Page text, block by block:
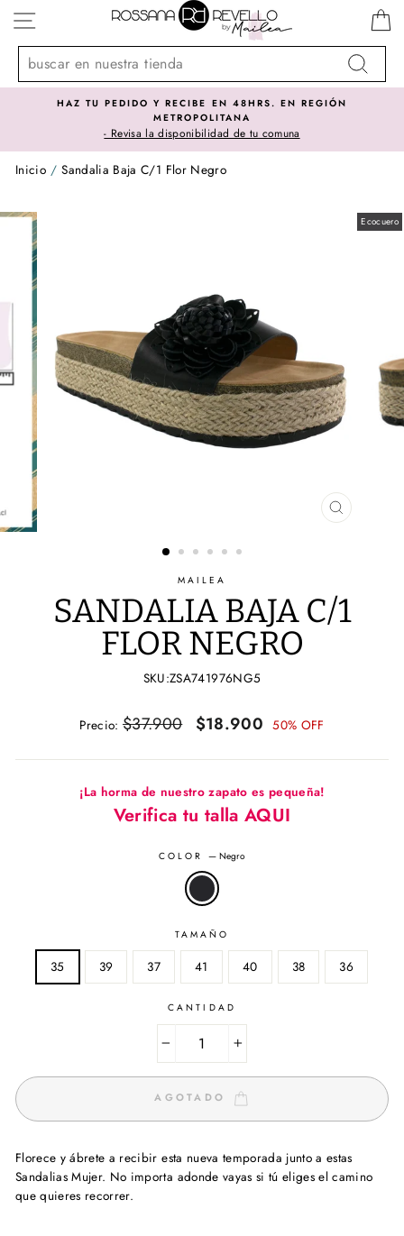
directamente
contenido
NAVEGACIÓN
Buscar
HAZ TU PEDIDO Y RECIBE EN 48HRS. EN REGIÓN
METROPOLITANA
- Revisa la disponibilidad de tu comuna
Inicio / Sandalia Baja C/1 Flor Negro
Ecocuero
CERRAR
MAILEA
SANDALIA BAJA C/1
FLOR NEGRO
SKU:ZSA741976NG5
Precio
Precio: $37.900
Precio
oferta
$18.900 50% OFF
¡La horma de nuestro zapato es pequeña!
Verifica tu talla AQUI
COLOR—Negro
TAMAÑO
35 39 37 41 40 38 36
CANTIDAD
AGOTADO
Florece y ábrete a recibir esta nueva temporada junto a estas
Sandalias Mujer. No importa adonde vayas si tú eliges el camino
que quieres recorrer.